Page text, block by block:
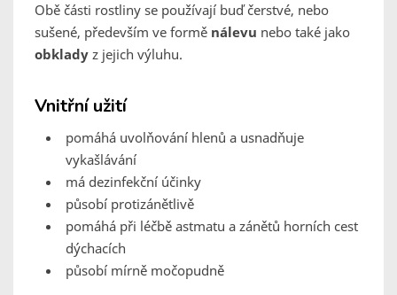
Obě části rostliny se používají buď čerstvé, nebo
sušené, především ve formě nálevu nebo také jako
obklady z jejich výluhu.
Vnitřní užití
pomáhá uvolňování hlenů a usnadňuje
vykašlávání
má dezinfekční účinky
působí protizánětlivě
pomáhá při léčbě astmatu a zánětů horních cest
dýchacích
působí mírně močopudně